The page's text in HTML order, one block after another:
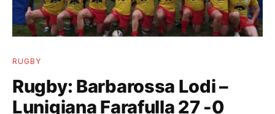
RUGBY
Rugby: Barbarossa Lodi –
Lunigiana Farafulla 27 -0